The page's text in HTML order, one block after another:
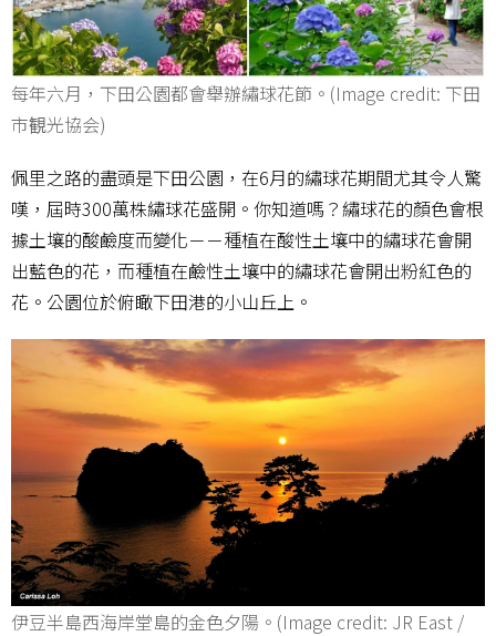
每年六月，下田公園都會舉辦繡球花節。(Image credit: 下田
市観光協会)
佩里之路的盡頭是下田公園，在6月的繡球花期間尤其令人驚
嘆，屆時300萬株繡球花盛開。你知道嗎？繡球花的顏色會根
據土壤的酸鹼度而變化－－種植在酸性土壤中的繡球花會開
出藍色的花，而種植在鹼性土壤中的繡球花會開出粉紅色的
花。公園位於俯瞰下田港的小山丘上。
伊豆半島西海岸堂島的金色夕陽。(Image credit: JR East /